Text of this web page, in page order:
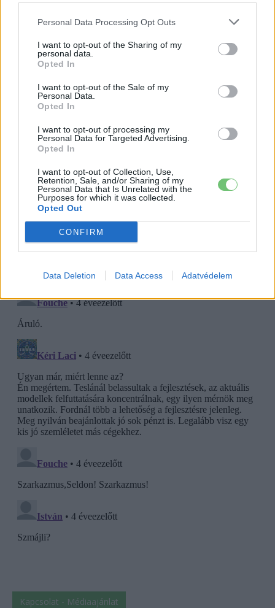
Personal Data Processing Opt Outs
I want to opt-out of the Sharing of my
personal data.
Opted In
I want to opt-out of the Sale of my
Personal Data.
Opted In
I want to opt-out of processing my
Personal Data for Targeted Advertising.
Opted In
I want to opt-out of Collection, Use,
Retention, Sale, and/or Sharing of my
Personal Data that Is Unrelated with the
Purposes for which it was collected.
Opted Out
CONFIRM
Data Deletion Data Access Adatvédelem
Kapcsolat - Médiaajánlat